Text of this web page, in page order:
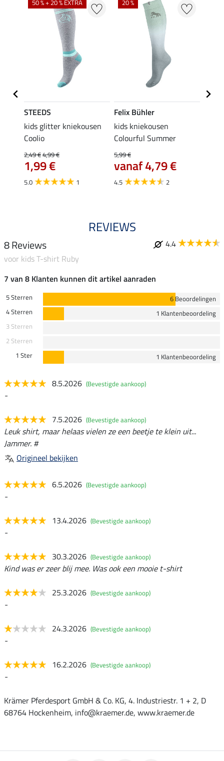
50 % + 20 % EXTRA
STEEDS
kids glitter kniekousen
Coolio
2,49 €4,99 €
1,99 €
5.0 1
20 %
Felix Bühler
kids kniekousen
Colourful Summer
5,99 €
vanaf 4,79 €
4.5 2
REVIEWS
8 Reviews
4.4
voor kids T-shirt Ruby
7 van 8 Klanten kunnen dit artikel aanraden
5 Sterren
6 Beoordelingen
4 Sterren
1 Klantenbeoordeling
3 Sterren
2 Sterren
1 Ster
1 Klantenbeoordeling
8.5.2026 (Bevestigde aankoop)
-
7.5.2026 (Bevestigde aankoop)
Leuk shirt, maar helaas vielen ze een beetje te klein uit...
Jammer. #
Origineel bekijken
6.5.2026 (Bevestigde aankoop)
-
13.4.2026 (Bevestigde aankoop)
-
30.3.2026 (Bevestigde aankoop)
Kind was er zeer blij mee. Was ook een mooie t-shirt
25.3.2026 (Bevestigde aankoop)
-
24.3.2026 (Bevestigde aankoop)
-
16.2.2026 (Bevestigde aankoop)
-
Krämer Pferdesport GmbH & Co. KG, 4. Industriestr. 1 + 2, D
68764 Hockenheim, info@kraemer.de, www.kraemer.de